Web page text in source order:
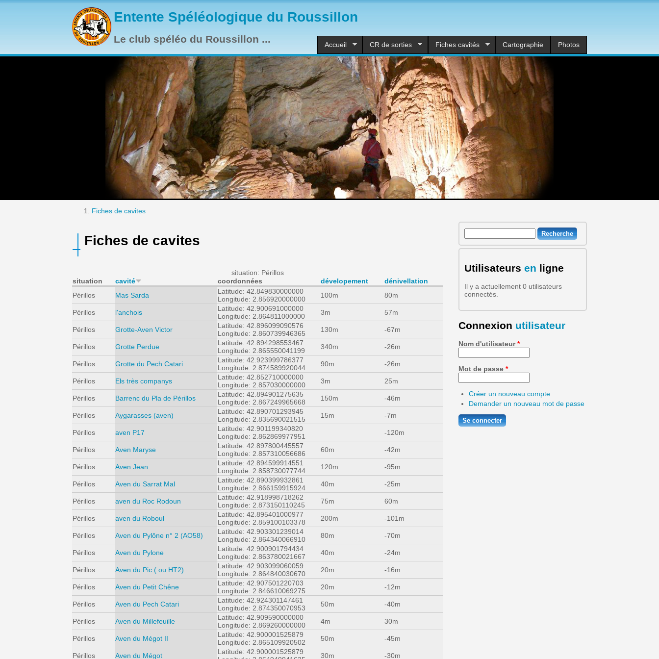
Aller au contenu principal
Entente Spéléologique du Roussillon
Le club spéléo du Roussillon ... Accueil CR de sorties Fiches cavités Cartographie Photos
Fiches de cavites
Fiches de cavites
situation: Périllos
situation
cavité coordonnées dévelopement
dénivellation
Périllos
Mas Sarda
Latitude: 42.849830000000
Longitude: 2.856920000000
100m 80m
Périllos l'anchois
Latitude: 42.900691000000
Longitude: 2.864811000000
3m 57m
Périllos Grotte-Aven Victor
Latitude: 42.896099090576
Longitude: 2.860739946365
130m -67m
Périllos Grotte Perdue
Latitude: 42.894298553467
Longitude: 2.865550041199
340m -26m
Périllos Grotte du Pech Catari
Latitude: 42.923999786377
Longitude: 2.874589920044
90m -26m
Périllos Els très companys
Latitude: 42.852710000000
Longitude: 2.857030000000
3m 25m
Périllos Barrenc du Pla de Périllos
Latitude: 42.894901275635
Longitude: 2.867249965668
150m -46m
Périllos Aygarasses (aven)
Latitude: 42.890701293945
Longitude: 2.835690021515
15m -7m
Périllos aven P17
Latitude: 42.901199340820
Longitude: 2.862869977951
-120m
Périllos Aven Maryse
Latitude: 42.897800445557
Longitude: 2.857310056686
60m -42m
Périllos Aven Jean
Latitude: 42.894599914551
Longitude: 2.858730077744
120m -95m
Périllos Aven du Sarrat Mal
Latitude: 42.890399932861
Longitude: 2.866159915924
40m -25m
Périllos aven du Roc Rodoun
Latitude: 42.918998718262
Longitude: 2.873150110245
75m 60m
Périllos aven du Roboul
Latitude: 42.895401000977
Longitude: 2.859100103378
200m -101m
Périllos Aven du Pylône n° 2 (AO58)
Latitude: 42.903301239014
Longitude: 2.864340066910
80m -70m
Périllos Aven du Pylone
Latitude: 42.900901794434
Longitude: 2.863780021667
40m -24m
Périllos Aven du Pic ( ou HT2)
Latitude: 42.903099060059
Longitude: 2.864840030670
20m -16m
Périllos Aven du Petit Chêne
Latitude: 42.907501220703
Longitude: 2.846610069275
20m -12m
Périllos Aven du Pech Catari
Latitude: 42.924301147461
Longitude: 2.874350070953
50m -40m
Périllos Aven du Millefeuille
Latitude: 42.909590000000
Longitude: 2.869260000000
4m 30m
Périllos Aven du Mégot II
Latitude: 42.900001525879
Longitude: 2.865109920502
50m -45m
Périllos Aven du Mégot
Latitude: 42.900001525879
30m -30m
Formulaire de recherche
Recherche
Utilisateurs en ligne
Il y a actuellement 0 utilisateurs
connectés.
Connexion utilisateur
Nom d'utilisateur*
Mot de passe *
Créer un nouveau compte
Demander un nouveau mot de passe